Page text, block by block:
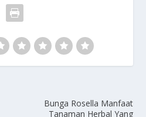
Bunga Rosella Manfaat
Tanaman Herbal Yang